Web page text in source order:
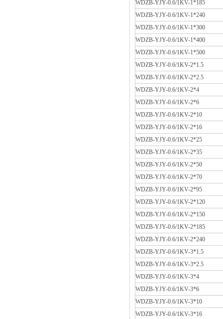
WDZB-YJY-0.6/1KV-1*185
WDZB-YJY-0.6/1KV-1*240
WDZB-YJY-0.6/1KV-1*300
WDZB-YJY-0.6/1KV-1*400
WDZB-YJY-0.6/1KV-1*500
WDZB-YJY-0.6/1KV-2*1.5
WDZB-YJY-0.6/1KV-2*2.5
WDZB-YJY-0.6/1KV-2*4
WDZB-YJY-0.6/1KV-2*6
WDZB-YJY-0.6/1KV-2*10
WDZB-YJY-0.6/1KV-2*16
WDZB-YJY-0.6/1KV-2*25
WDZB-YJY-0.6/1KV-2*35
WDZB-YJY-0.6/1KV-2*50
WDZB-YJY-0.6/1KV-2*70
WDZB-YJY-0.6/1KV-2*95
WDZB-YJY-0.6/1KV-2*120
WDZB-YJY-0.6/1KV-2*150
WDZB-YJY-0.6/1KV-2*185
WDZB-YJY-0.6/1KV-2*240
WDZB-YJY-0.6/1KV-3*1.5
WDZB-YJY-0.6/1KV-3*2.5
WDZB-YJY-0.6/1KV-3*4
WDZB-YJY-0.6/1KV-3*6
WDZB-YJY-0.6/1KV-3*10
WDZB-YJY-0.6/1KV-3*16